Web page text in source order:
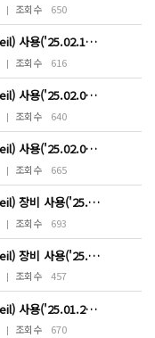
650
Raman spectrometer(LabRAM Soleil) 사용('25.02.10(월) 15:00~17:00)
616
Raman spectrometer(LabRAM Soleil) 사용('25.02.06(목) 11:00~17:00)
640
Raman spectrometer(LabRAM Soleil) 사용('25.02.03(월) 15:00~17:00)
665
Raman spectrometer(LabRAM Soleil) 장비 사용('25.01.29(수) 10:00~22:00...
693
Raman spectrometer(LabRAM Soleil) 장비 사용('25.01.27(월) 10:00~22:00...
457
Raman spectrometer(LabRAM Soleil) 사용('25.01.24(금) 15:00~20:00)
670